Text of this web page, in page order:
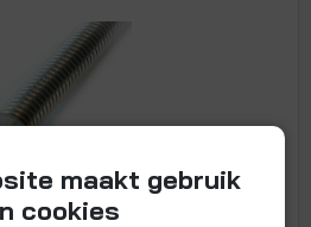
maakt gebruik
cookies